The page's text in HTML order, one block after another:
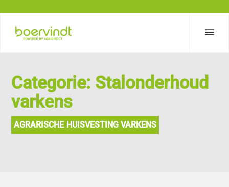
Categorie: Stalonderhoud
varkens
AGRARISCHE HUISVESTING VARKENS